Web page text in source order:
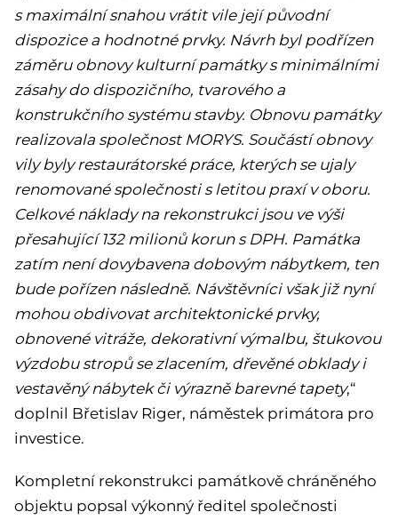
s maximální snahou vrátit vile její původní
dispozice a hodnotné prvky. Návrh byl podřízen
záměru obnovy kulturní památky s minimálními
zásahy do dispozičního, tvarového a
konstrukčního systému stavby. Obnovu památky
realizovala společnost MORYS. Součástí obnovy
vily byly restaurátorské práce, kterých se ujaly
renomované společnosti s letitou praxí v oboru.
Celkové náklady na rekonstrukci jsou ve výši
přesahující 132 milionů korun s DPH. Památka
zatím není dovybavena dobovým nábytkem, ten
bude pořízen následně. Návštěvníci však již nyní
mohou obdivovat architektonické prvky,
obnovené vitráže, dekorativní výmalbu, štukovou
výzdobu stropů se zlacením, dřevěné obklady i
vestavěný nábytek či výrazně barevné tapety,“
doplnil Břetislav Riger, náměstek primátora pro
investice.
Kompletní rekonstrukci památkově chráněného
objektu popsal výkonný ředitel společnosti